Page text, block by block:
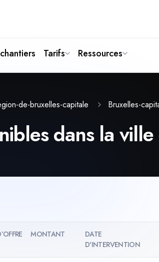
Tarifs Ressources
de-bruxelles-capitale Bruxelles-
dans la
MONTANT
DATE
D'INTERVENTION